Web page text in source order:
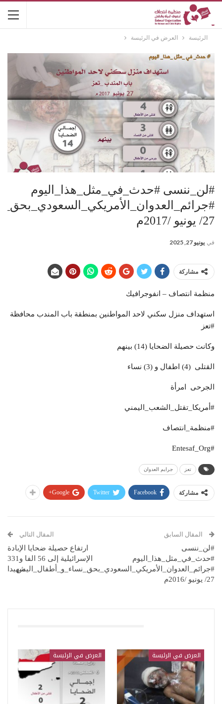
الرئيسة العرض في الرئيسة
#لن_ننسى #حدث_في_مثل_هذا_اليوم
27/ يونيو /2017م
في يونيو 27, 2025
مشاركة
منظمة انتصاف – انفوجرافيك
استهداف منزل سكني لاحد المواطنين بمنطقة باب المندب محافظة
#تعز
وكانت حصيلة الضحايا (14) بينهم
القتلى (4) اطفال و (3) نساء
الجرحى امرأة
#أمريكا_تقتل_الشعب_اليمني
#منظمة_انتصاف
#Entesaf_Org
تعز جرايم العدوان
مشاركة Facebook
Twitter
Google+
المقال السابق
#لن_ننسى
#حدث_في_مثل_هذا_اليوم
#جرائم_العدوان_الأمريكي_السعودي_بحق_نساء_و_أطفال_اليمن
27/ يونيو /2016م
المقال التالي
ارتفاع حصيلة ضحايا الإبادة
الإسرائيلية إلى 56 الفا و331
شهيدا
العرض في الرئيسة العرض في الرئيسة